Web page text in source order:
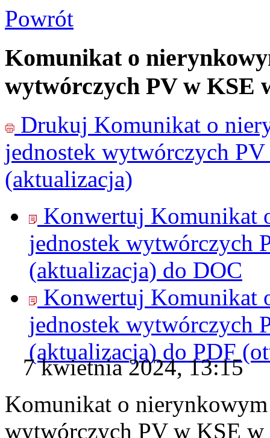
Powrót
Komunikat o
wytwórczych PV w KSE
Drukuj Komunikat o
jednostek wytwórczych
(aktualizacja)
Konwertuj Komunikat
jednostek wytwórczych
(aktualizacja) do DOC
Konwertuj Komunikat
jednostek wytwórczych
(aktualizacja) do PDF
7 kwietnia 2024, 13:15
Komunikat o
wytwórczych PV w KSE